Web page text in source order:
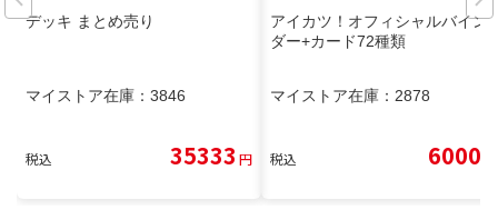
デッキ まとめ売り
マイストア在庫： 3846
税込 35333 円
アイカツ！オフィシャルバイン
ダー+カード72種類
マイストア在庫： 2878
税込 6000